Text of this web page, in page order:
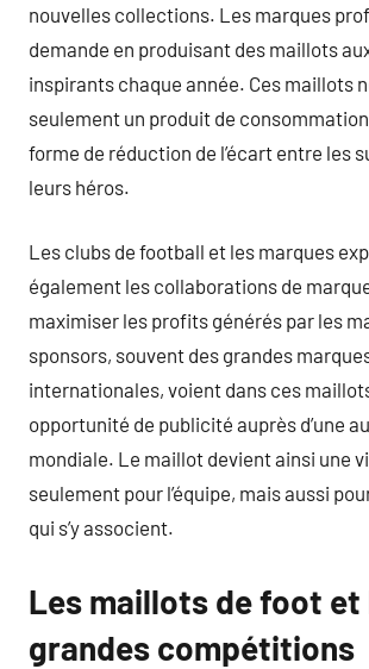
nouvelles collections. Les marques
demande en produisant des maillots
inspirants chaque année. Ces maillots
seulement un produit de
forme de réduction de l’écart entre les
leurs héros.
Les clubs de football et les marques
également les collaborations de
maximiser les profits générés par les
sponsors, souvent des grandes
internationales, voient dans ces
opportunité de publicité auprès d’une
mondiale. Le maillot devient ainsi une
seulement pour l’équipe, mais aussi
qui s’y associent.
Les maillots de foot et
grandes compétitions